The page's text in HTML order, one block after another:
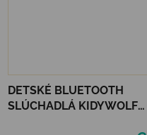
DETSKÉ BLUETOOTH
SLÚCHADLÁ KIDYWOLF